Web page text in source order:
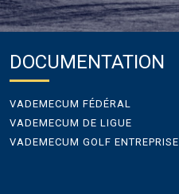
DOCUMENTATION
VADEMECUM FÉDÉRAL
VADEMECUM DE LIGUE
VADEMECUM GOLF ENTREPRISE